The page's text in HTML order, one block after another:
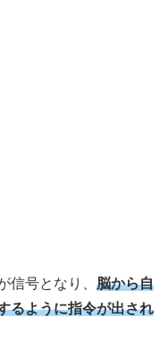
信号となり、 脳から自
るように指令が出され